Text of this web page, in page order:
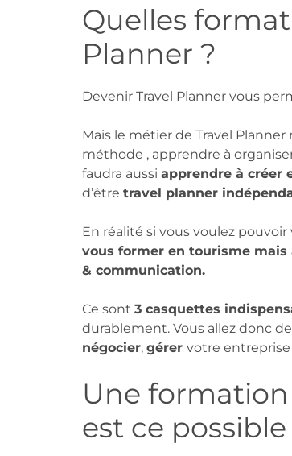
Quelles
Planner ?
Devenir Travel Planner vous
Mais le métier de Travel Planner
méthode , apprendre à
faudra aussi apprendre à créer
d’être travel planner
En réalité si vous voulez
vous former en tourisme
& communication.
Ce sont 3 casquettes
durablement. Vous allez donc
négocier, gérer votre
Une
est ce possible